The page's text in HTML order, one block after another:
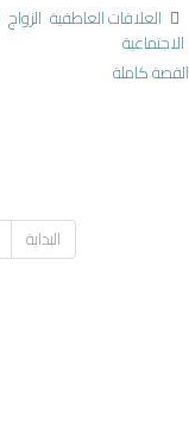
العلاقات العاطفية الزواج
الاجتماعية
القصة كاملة
البداية